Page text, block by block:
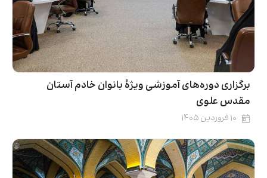
برگزاری دوره‌های آموزشی ویژۀ بانوان خادم آستان
مقدس علوی
۱۰ فروردین ۱۴۰۵